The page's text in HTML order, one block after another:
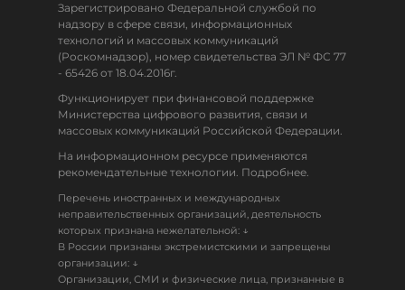
Зарегистрировано Федеральной службой по
надзору в сфере связи, информационных
технологий и массовых коммуникаций
(Роскомнадзор), номер свидетельства ЭЛ № ФС 77
- 65426 от 18.04.2016г.
Функционирует при финансовой поддержке
Министерства цифрового развития, связи и
массовых коммуникаций Российской Федерации.
На информационном ресурсе применяются
рекомендательные технологии. Подробнее.
Перечень иностранных и международных
неправительственных организаций, деятельность
которых признана нежелательной: ↓
В России признаны экстремистскими и запрещены
организации: ↓
Организации, СМИ и физические лица, признанные в